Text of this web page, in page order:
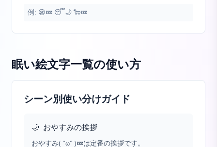
例: 😪💤 😴🌙 🐑💤
眠い絵文字一覧の使い方
シーン別使い分けガイド
🌙 おやすみの挨拶
おやすみ( ˘ω˘ )💤は定番の挨拶です。